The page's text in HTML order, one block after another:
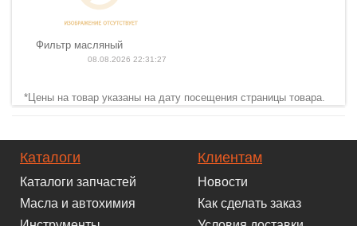
Фильтр масляный
08.08.2026 22:31:27
*Цены на товар указаны на дату посещения страницы товара.
Каталоги
Каталоги запчастей
Масла и автохимия
Клиентам
Новости
Как сделать заказ